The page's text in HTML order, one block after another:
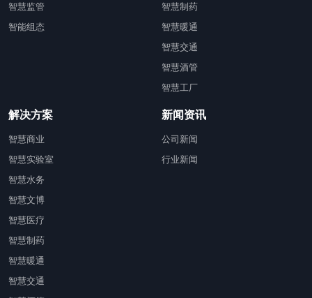
智慧监管
智能组态
智慧制药
智慧暖通
智慧交通
智慧酒管
智慧工厂
解决方案
智慧商业
智慧实验室
智慧水务
智慧文博
智慧医疗
智慧制药
智慧暖通
智慧交通
新闻资讯
公司新闻
行业新闻